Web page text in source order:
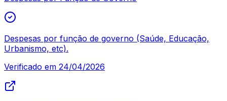
Despesas por função de governo (Saúde, Educação,
Urbanismo, etc).
Verificado em 24/04/2026